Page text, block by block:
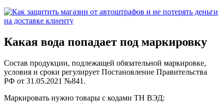
Какая вода попадает под маркировку
Состав продукции, подлежащей обязательной маркировке,
условия и сроки регулирует Постановление Правительства
РФ от 31.05.2021 №841.
Маркировать нужно товары с кодами ТН ВЭД: